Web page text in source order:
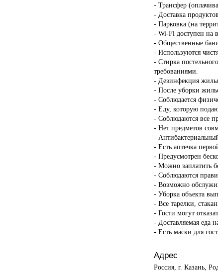
- Трансфер
- Доставка
- Парковка (на
- Wi-Fi доступен на
- Общественные
- Используются
- Стирка
требованиями.
- Дезинфекция
- После уборки
- Соблюдается
- Еду, которую
- Соблюдаются все
- Нет предметов
-
- Есть аптечка
- Предусмотрен
- Можно заплатить
- Соблюдаются
- Возможно
- Уборка объекта
- Все тарелки,
- Гости могут
- Доставляемая еда
- Есть маски для
Адрес
Россия, г. Казань,